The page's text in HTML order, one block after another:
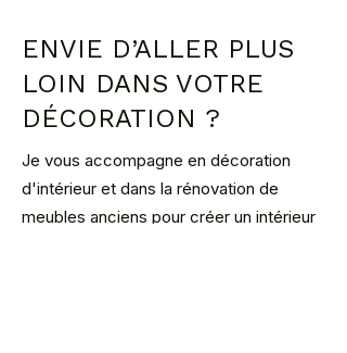
et bénéficiez de prix attractifs et
transparents grâce à des livraisons
groupées (www.cocolis.fr)
ENVIE D’ALLER PLUS
LOIN DANS VOTRE
DÉCORATION ?
Je vous accompagne en décoration
d'intérieur et dans la rénovation de
meubles anciens pour créer un intérieur